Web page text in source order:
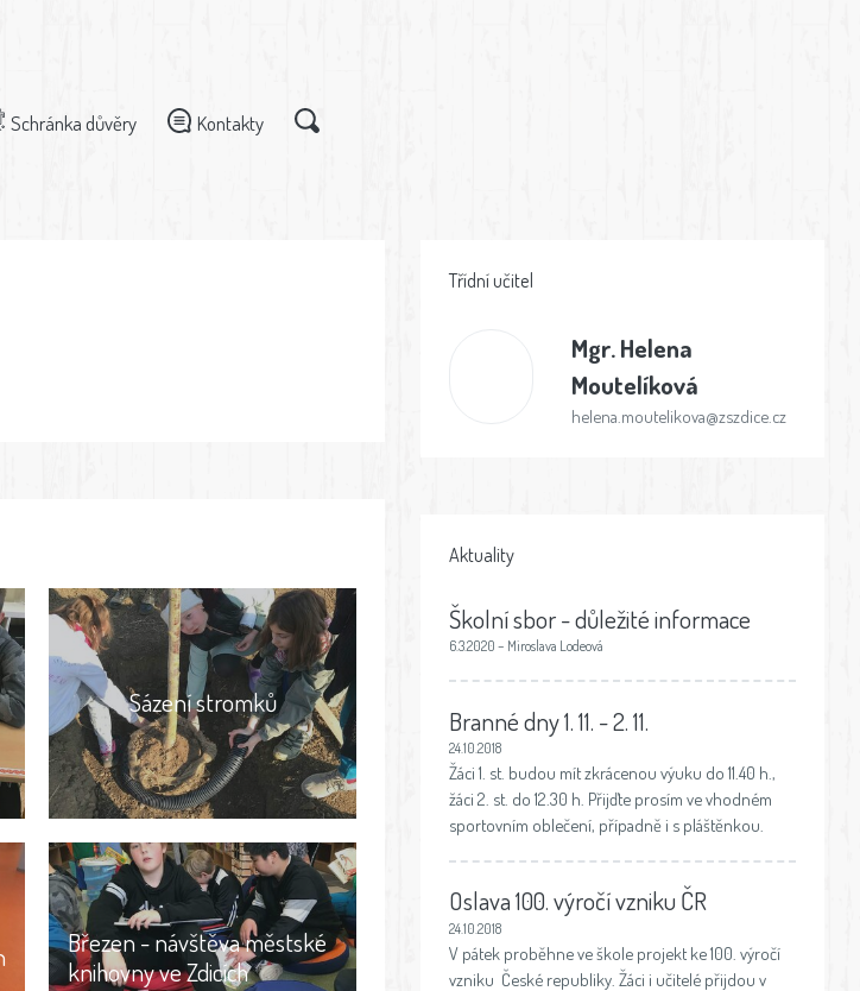
Schránka důvěry Kontakty
Sázení stromků
Březen - návštěva městské
knihovny ve Zdicích
Třídní učitel
Mgr.Helena
Moutelíková
helena.moutelikova@zszdice.cz
Aktuality
Školní sbor - důležité informace
6.3.2020 – Miroslava Lodeová
Branné dny 1. 11. - 2. 11.
24.10.2018
Žáci 1. st. budou mít zkrácenou výuku do 11.40 h.,
žáci 2. st. do 12.30 h. Přijďte prosím ve vhodném
sportovním oblečení, případně i s pláštěnkou.
Oslava 100. výročí vzniku ČR
24.10.2018
V pátek proběhne ve škole projekt ke 100. výročí
vzniku České republiky. Žáci i učitelé přijdou v